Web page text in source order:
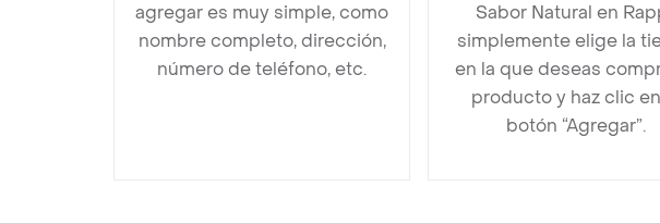
agregar es muy simple, como
nombre completo, dirección,
número de teléfono, etc.
Sabor Natural en
simplemente elige la
en la que deseas
producto y haz clic
botón “Agregar”.